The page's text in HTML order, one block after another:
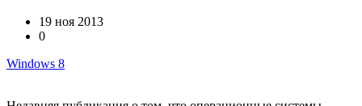
19 ноя 2013
0
Windows 8